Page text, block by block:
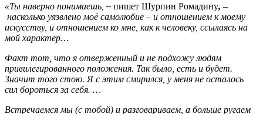
«Ты наверно понимаешь,– пишет Шурпин Ромадину, –
насколько уязвлено моё самолюбие – и отношением к моему
искусству, и отношением ко мне, как к человеку, ссылаясь на
мой характер…
Факт тот, что я отверженный и не подхожу людям
привилегированного положения. Так было, есть и будет.
Значит того стою. Я с этим смирился, у меня не осталось
сил бороться за себя. …
Встречаемся мы (с тобой) и разговариваем, а больше ругаем